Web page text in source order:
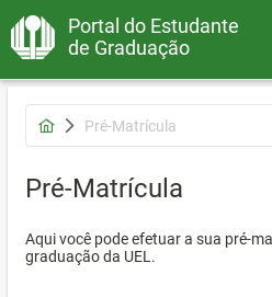
Portal do Estudante
de Graduação
Pré-Matrícula
Pré-Matrícula
Aqui você pode efetuar a sua pré-
graduação da UEL.